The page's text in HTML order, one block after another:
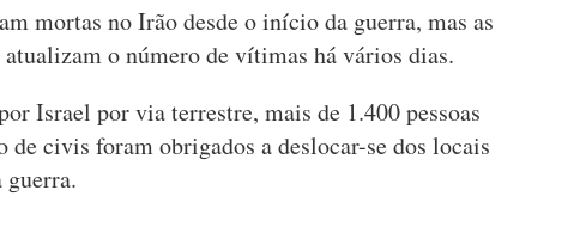
mortas no Irão desde o início da guerra, mas as
atualizam o número de vítimas há vários dias.
Israel por via terrestre, mais de 1.400 pessoas
civis foram obrigados a deslocar-se dos locais
guerra.